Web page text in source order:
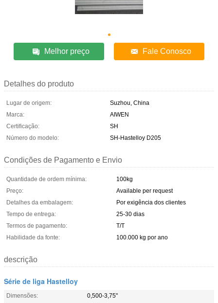
Melhor preço Fale Conosco
Detalhes do produto
Lugar de origem:
Suzhou, China
Marca:
AIWEN
Certificação:
SH
Número do modelo:
SH-Hastelloy D205
Condições de Pagamento e Envio
Quantidade de ordem mínima:
100kg
Preço:
Available per request
Detalhes da embalagem:
Por exigência dos clientes
Tempo de entrega:
25-30 dias
Termos de pagamento:
T/T
Habilidade da fonte:
100.000 kg por ano
descrição
Série de liga Hastelloy
Dimensões:
0,500-3,75"